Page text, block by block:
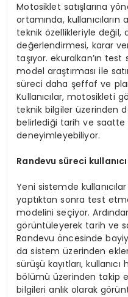
Motosiklet satışlarına
ortamında,
teknik özellikleriyle
değerlendirmesi, karar
taşıyor. ekuralkan’ın test
model araştırması ile
süreci daha şeffaf ve
Kullanıcılar, motosikleti
teknik bilgiler üzerinden
belirlediği tarih ve
deneyimleyebiliyor.
Randevu süreci kullanıcı
Yeni sistemde
yaptıktan sonra test
modelini seçiyor.
görüntüleyerek tarih ve
Randevu öncesinde
da sistem üzerinden
sürüşü kayıtları, kullanıcı
bölümü üzerinden takip
bilgileri anlık olarak